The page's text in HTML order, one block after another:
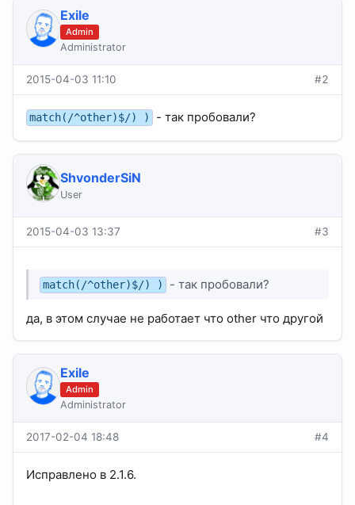
Exile
Admin
Administrator
2015-04-03 11:10 #2
match(/^other)$/) ) - так пробовали?
ShvonderSiN
User
2015-04-03 13:37 #3
match(/^other)$/) ) - так пробовали?
да, в этом случае не работает что other что другой
Exile
Admin
Administrator
2017-02-04 18:48 #4
Исправлено в 2.1.6.